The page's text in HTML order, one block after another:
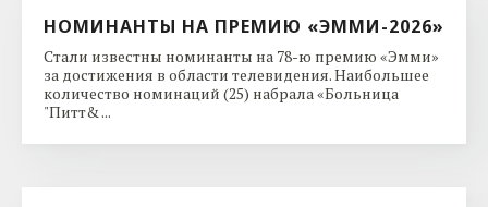
НОМИНАНТЫ НА ПРЕМИЮ «ЭММИ-2026»
Стали известны номинанты на 78-ю премию «Эмми»
за достижения в области телевидения. Наибольшее
количество номинаций (25) набрала «Больница
"Питт& ...